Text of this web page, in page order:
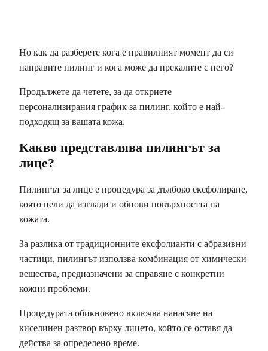
Но как да разберете кога е правилният момент да си
направите пилинг и кога може да прекалите с него?
Продължете да четете, за да откриете
персонализирания график за пилинг, който е най-
подходящ за вашата кожа.
Какво представлява пилингът за
лице?
Пилингът за лице е процедура за дълбоко ексфолиране,
която цели да изглади и обнови повърхността на
кожата.
За разлика от традиционните ексфолианти с абразивни
частици, пилингът използва комбинация от химически
вещества, предназначени за справяне с конкретни
кожни проблеми.
Процедурата обикновено включва нанасяне на
киселинен разтвор върху лицето, който се оставя да
действа за определено време.